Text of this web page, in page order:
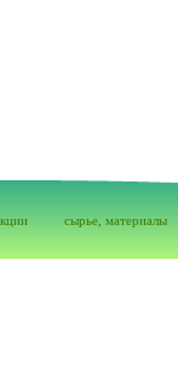
сырье, материалы